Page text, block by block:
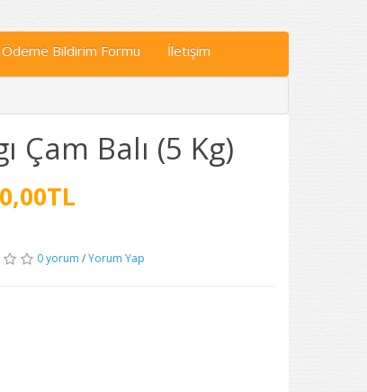
Ödeme Bildirim Formu İletişim
Çam Balı (5 Kg)
0 yorum /Yorum Yap